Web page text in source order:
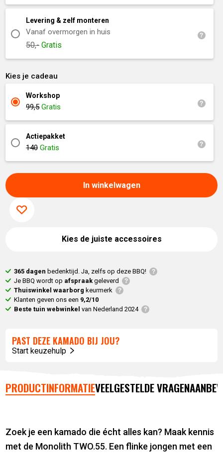
Levering & zelf monteren
Vanaf overmorgen in huis
50,- Gratis
Kies je cadeau
Workshop
99,5Gratis
Actiepakket
140Gratis
In winkelwagen
Kies de juiste accessoires
365 dagen bedenktijd. Ja, zelfs op deze BBQ!
Je BBQ wordt op afspraak geleverd
Thuiswinkel waarborg keurmerk
Klanten geven ons een 9,2/10
Beste tuin webwinkel van Nederland 2024
PAST DEZE KAMADO BIJ JOU?
Start keuzehulp
PRODUCTINFORMATIEVEELGESTELDE VRAGEN
Zoek je een kamado die écht alles kan? Maak kennis
met de Monolith TWO.55. Een flinke jongen met een